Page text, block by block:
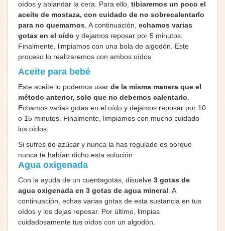
oídos y ablandar la cera. Para ello, tibiaremos un poco el
aceite de mostaza, con cuidado de no sobrecalentarlo
para no quemarnos . A continuación, echamos varias
gotas en el oído y dejamos reposar por 5 minutos.
Finalmente, limpiamos con una bola de algodón. Este
proceso lo realizaremos con ambos oídos.
Aceite para bebé
Este aceite lo podemos usar de la misma manera que el
método anterior, solo que no debemos calentarlo
Echamos varias gotas en el oído y dejamos reposar por 10
o 15 minutos. Finalmente, limpiamos con mucho cuidado
los oídos.
Si sufres de azúcar y nunca la has regulado es porque
nunca te habían dicho esta solución
Agua oxigenada
Con la ayuda de un cuentagotas, disuelve 3 gotas de
agua oxigenada en 3 gotas de agua mineral . A
continuación, echas varias gotas de esta sustancia en tus
oídos y los dejas reposar. Por último, limpias
cuidadosamente tus oídos con un algodón.